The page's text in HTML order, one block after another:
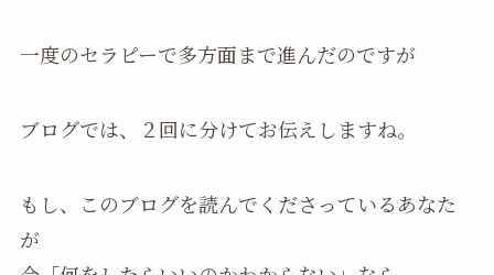
一度のセラピーで多方面まで進んだのですが
ブログでは、２回に分けてお伝えしますね。
もし、このブログを読んでくださっているあなた
が